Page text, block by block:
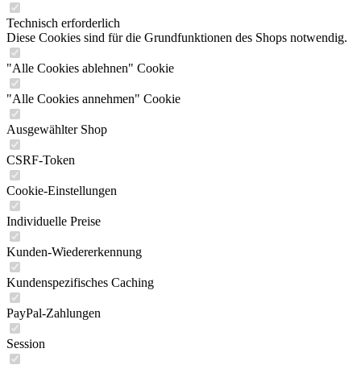
Technisch erforderlich
Diese Cookies sind für die Grundfunktionen des Shops notwendig.
"Alle Cookies ablehnen" Cookie
"Alle Cookies annehmen" Cookie
Ausgewählter Shop
CSRF-Token
Cookie-Einstellungen
Individuelle Preise
Kunden-Wiedererkennung
Kundenspezifisches Caching
PayPal-Zahlungen
Session